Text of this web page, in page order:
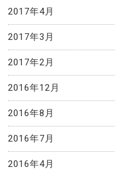
2017年4月
2017年3月
2017年2月
2016年12月
2016年8月
2016年7月
2016年4月